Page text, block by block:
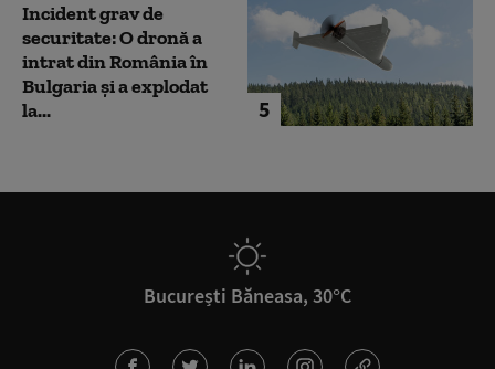
5
Incident grav de
securitate: O dronă a
intrat din România în
Bulgaria şi a explodat
la...
București Băneasa, 30°C